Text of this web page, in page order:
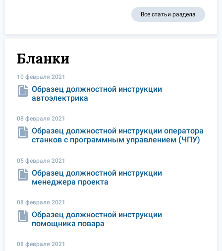
Все статьи раздела
Бланки
10 февраля 2021
Образец должностной инструкции
автоэлектрика
08 февраля 2021
Образец должностной инструкции оператора
станков с программным управлением (ЧПУ)
05 февраля 2021
Образец должностной инструкции
менеджера проекта
08 февраля 2021
Образец должностной инструкции
помощника повара
08 февраля 2021